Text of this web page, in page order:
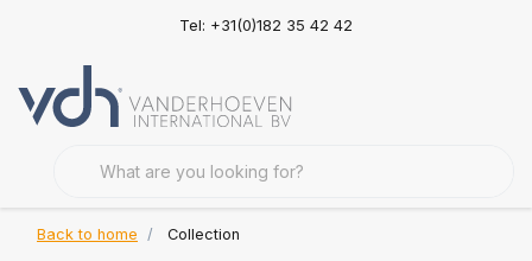
Tel: +31(0)182 35 42 42
Back to home Collection